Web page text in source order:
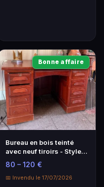
Bonne affaire
Bureau en bois teinté
avec neuf tiroirs - Style
classique
80 – 120 €
📅 Invendu le 17/07/2026